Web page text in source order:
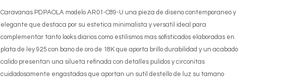
Caravanas PDPAOLA modelo AR01-C89-U una pieza de diseno contemporaneo y
elegante que destaca por su estetica minimalista y versatil ideal para
complementar tanto looks diarios como estilismos mas sofisticados elaboradas en
plata de ley 925 con bano de oro de 18K que aporta brillo durabilidad y un acabado
calido presentan una silueta refinada con detalles pulidos y circonitas
cuidadosamente engastadas que aportan un sutil destello de luz su tamano